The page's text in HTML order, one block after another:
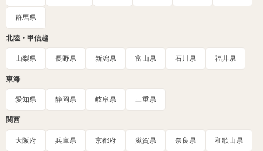
群馬県
北陸・甲信越
山梨県 長野県 新潟県 富山県 石川県 福井県
東海
愛知県 静岡県 岐阜県 三重県
関西
大阪府 兵庫県 京都府 滋賀県 奈良県 和歌山県